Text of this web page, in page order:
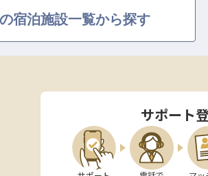
宿泊施設一覧から探す
サポート